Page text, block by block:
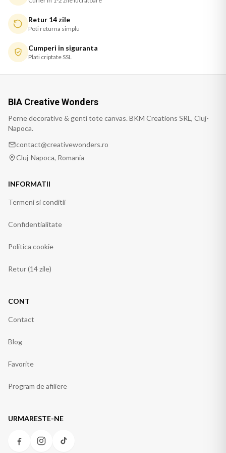
Retur 14 zile
Poti returna simplu
Cumperi in siguranta
Plati criptate SSL
BIA Creative Wonders
Perne decorative & genti tote canvas. BKM Creations SRL, Cluj-
Napoca.
contact@creativewonders.ro
Cluj-Napoca, Romania
INFORMATII
Termeni si conditii
Confidentialitate
Politica cookie
Retur (14 zile)
CONT
Contact
Blog
Favorite
Program de afiliere
URMARESTE-NE